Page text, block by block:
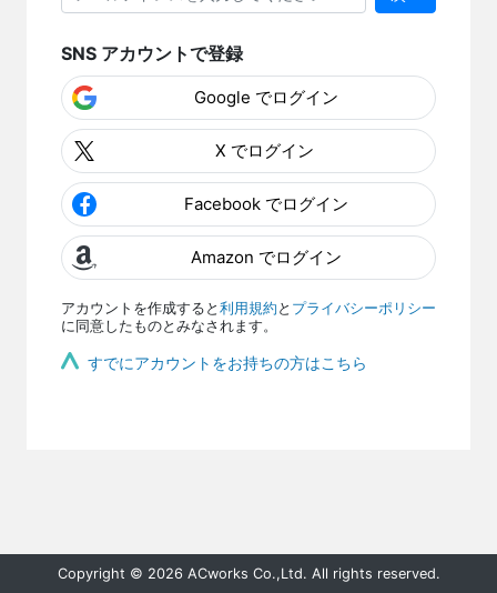
SNS アカウントで登録
Google でログイン
X でログイン
Facebook でログイン
Amazon でログイン
アカウントを作成すると 利用規約 と プライバシーポリシー
に同意したものとみなされます。
すでにアカウントをお持ちの方はこちら
Copyright © 2026 ACworks Co.,Ltd. All rights reserved.